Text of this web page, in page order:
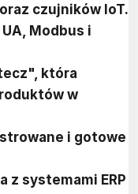
czujników IoT.
UA, Modbus i
która
w
i gotowe
z systemami ERP